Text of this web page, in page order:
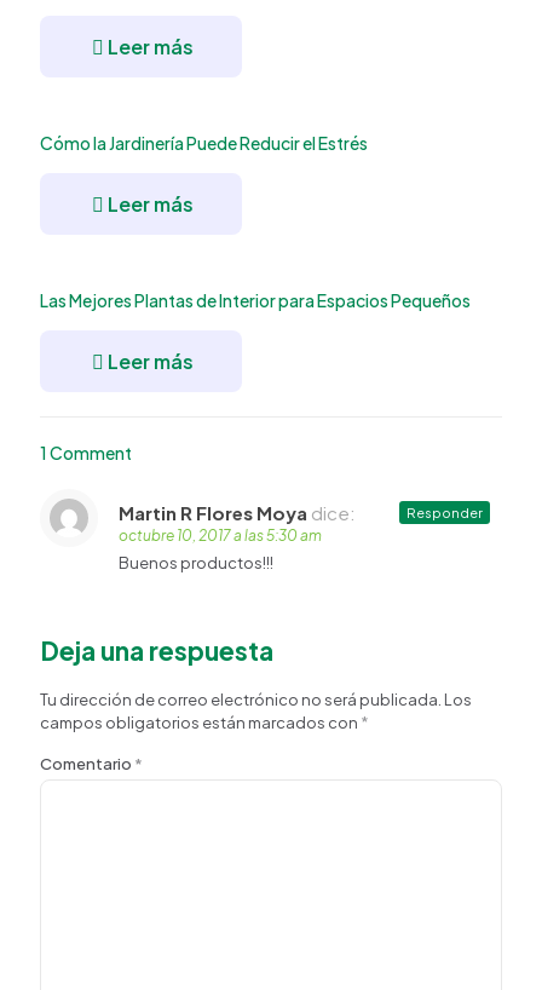
Leer más
Cómo la Jardinería Puede Reducir el Estrés
Leer más
Las Mejores Plantas de Interior para Espacios Pequeños
Leer más
1 Comment
Martin R Flores Moya dice:
octubre 10, 2017 a las 5:30 am
Buenos productos!!!
Responder
Deja una respuesta
Tu dirección de correo electrónico no será publicada. Los
campos obligatorios están marcados con *
Comentario *